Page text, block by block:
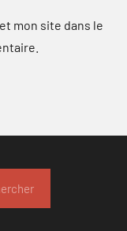
mon site dans le